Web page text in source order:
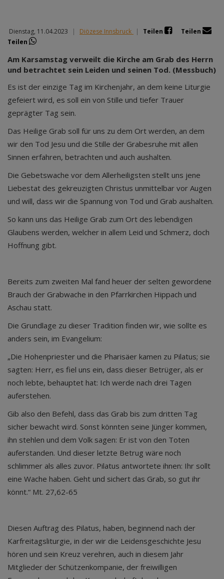
Dienstag, 11.04.2023 | Diözese Innsbruck | Teilen
Teilen
Teilen
Am Karsamstag verweilt die Kirche am Grab des Herrn
und betrachtet sein Leiden und seinen Tod. (Messbuch)
Es ist der einzige Tag im Kirchenjahr, an dem keine Liturgie
gefeiert wird, es soll ein von Stille und tiefer Trauer
geprägter Tag sein.
Das Heilige Grab soll für uns zu dem Ort werden, an dem
wir den Tod Jesu und die Stille der Grabesruhe mit allen
Sinnen erfahren, betrachten und auch aushalten.
Die Gebetswache vor dem Allerheiligsten stellt uns jene
Liebestat des gekreuzigten Christus unmittelbar vor Augen
und will, dass wir die Spannung von Tod und Grab aushalten.
So kann uns das Heilige Grab zum Ort des lebendigen
Glaubens werden, welcher in allem Leid und Schmerz, doch
Hoffnung gibt.
Bereits zum zweiten Mal fand heuer der selten gewordene
Brauch der Grabwache in den Pfarrkirchen Hippach und
Aschau statt.
Die Grundlage zu dieser Tradition finden wir, wie sollte es
anders sein, im Evangelium:
„Die Hohenpriester und die Pharisäer kamen zu Pilatus; sie
sagten: Herr, es fiel uns ein, dass dieser Betrüger, als er
noch lebte, behauptet hat: Ich werde nach drei Tagen
auferstehen.
Gib also den Befehl, dass das Grab bis zum dritten Tag
sicher bewacht wird. Sonst könnten seine Jünger kommen,
ihn stehlen und dem Volk sagen: Er ist von den Toten
auferstanden. Und dieser letzte Betrug wäre noch
schlimmer als alles zuvor. Pilatus antwortete ihnen: Ihr sollt
eine Wache haben. Geht und sichert das Grab, so gut ihr
könnt.“ Mt. 27,62-65
Diesen Auftrag des Pilatus, haben, beginnend nach der
Karfreitagsliturgie, in der wir die Leidensgeschichte Jesu
hören und sein Kreuz verehren, auch in diesem Jahr
Mitglieder der Schützenkompanie, der freiwilligen